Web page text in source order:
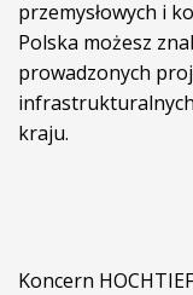
przemysłowych i
Polska możesz
prowadzonych
kraju.
Koncern